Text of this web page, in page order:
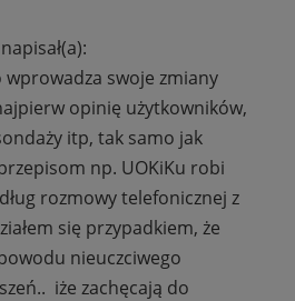
napisał(a):
wprowadza swoje zmiany
opinię użytkowników,
itp, tak samo jak
np. UOKiKu robi
rozmowy telefonicznej z
się przypadkiem, że
nieuczciwego
iże zachęcają do